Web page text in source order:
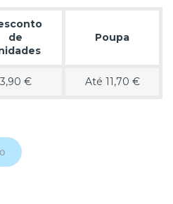
de
Poupa
3,90 € Até 11,70 €